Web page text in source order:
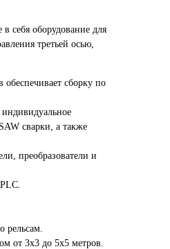
себя оборудование для
третьей осью,
обеспечивает сборку по
сварки, а также
преобразователи и
рельсам.
от 3x3 до 5x5 метров.